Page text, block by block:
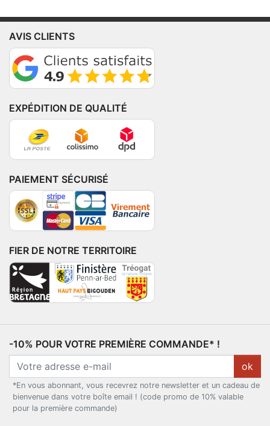
AVIS CLIENTS
EXPÉDITION DE QUALITÉ
PAIEMENT SÉCURISÉ
FIER DE NOTRE TERRITOIRE
-10% POUR VOTRE PREMIÈRE COMMANDE* !
ok
*En vous abonnant, vous recevrez notre newsletter et un cadeau de
bienvenue dans votre boîte email ! (code promo de 10% valable
pour la première commande)